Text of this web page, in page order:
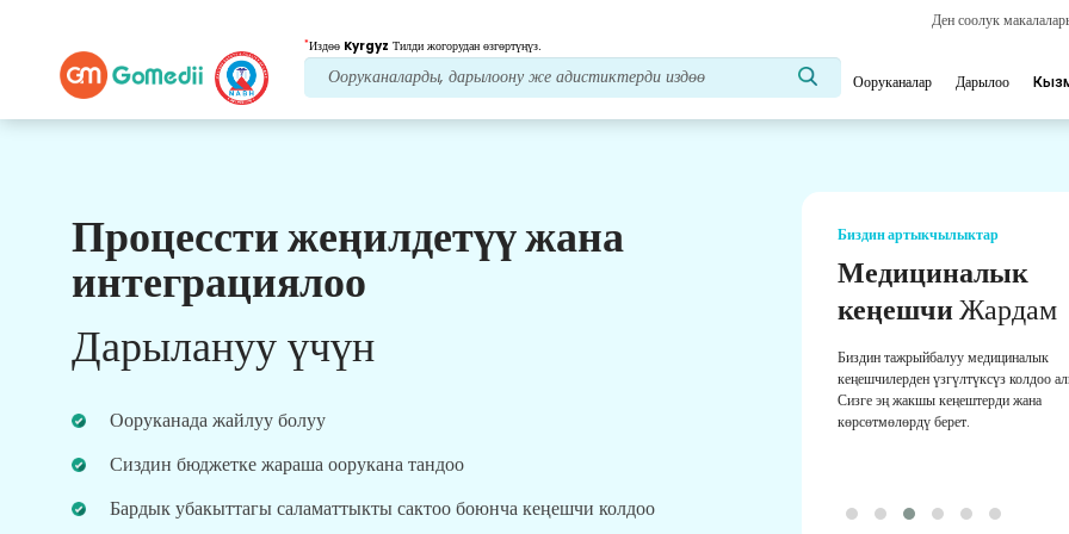
Ден соолук
*Издөө Kyrgyz Тилди жогорудан өзгөртүңүз.
Ооруканалар Дарылоо
Процессти жеңилдетүү жана
интеграциялоо
Дарылануу үчүн
Ооруканада жайлуу болуу
Сиздин бюджетке жараша оорукана тандоо
Бардык убакыттагы саламаттыкты сактоо боюнча кеңешчи колдоо
Биздин артыкчылыктар
Пост дарылоокам
көрүү
Ар дайым көйгөйлөрүңүздү чечүү үчүн биздин
дарылоо муктаждыктарыңыз боюнча
Биздин артыкчылыктар
Медициналык
кеңешчиЖардам
Биздин тажрыйбалуу медициналык
кеңешчилерден үзгүлтүксүз колдоо
Сизге эң жакшы кеңештерди жана
көрсөтмөлөрдү берет.